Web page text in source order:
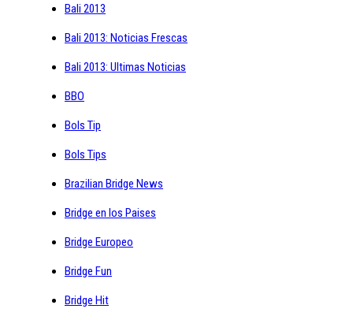
Bali 2013
Bali 2013: Noticias Frescas
Bali 2013: Ultimas Noticias
BBO
Bols Tip
Bols Tips
Brazilian Bridge News
Bridge en los Paises
Bridge Europeo
Bridge Fun
Bridge Hit